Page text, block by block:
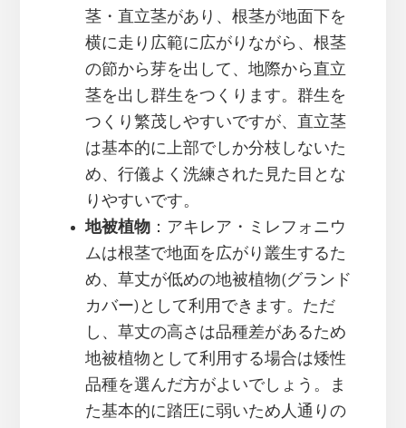
茎・直立茎があり、根茎が地面下を
横に走り広範に広がりながら、根茎
の節から芽を出して、地際から直立
茎を出し群生をつくります。群生を
つくり繁茂しやすいですが、直立茎
は基本的に上部でしか分枝しないた
め、行儀よく洗練された見た目とな
りやすいです。
地被植物：アキレア・ミレフォニウ
ムは根茎で地面を広がり叢生するた
め、草丈が低めの地被植物(グランド
カバー)として利用できます。ただ
し、草丈の高さは品種差があるため
地被植物として利用する場合は矮性
品種を選んだ方がよいでしょう。ま
た基本的に踏圧に弱いため人通りの